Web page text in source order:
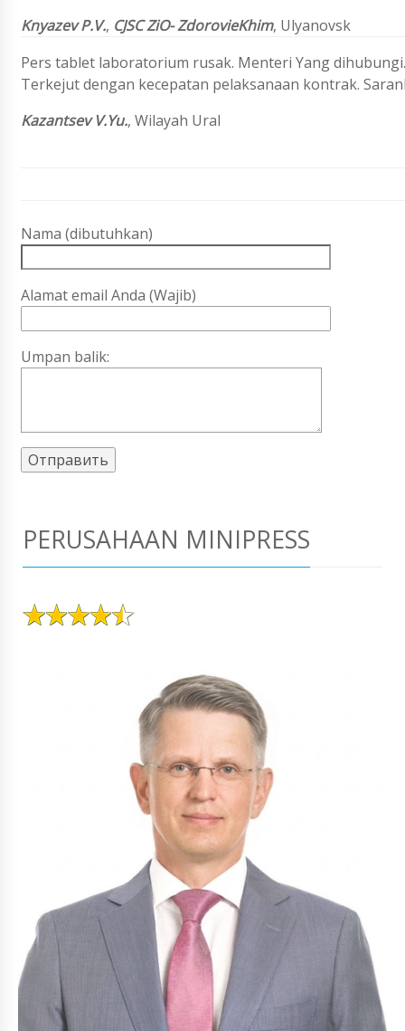
Knyazev P.V., CJSC ZiO- ZdorovieKhim, Ulyanovsk
Pers tablet laboratorium rusak. Menteri Yang
Terkejut dengan kecepatan pelaksanaan kontrak.
Kazantsev V.Yu., Wilayah Ural
Nama (dibutuhkan)
Alamat email Anda (Wajib)
Umpan balik:
PERUSAHAAN MINIPRESS